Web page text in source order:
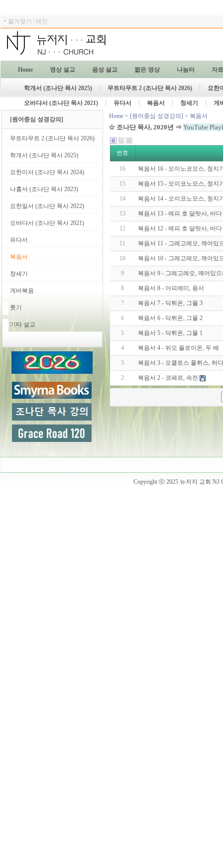
ㆍ 즐겨찾기 메인
Home 영상 설교 음성 설교 짧은 영상 나눔터 자
학개서 (조나단 목사 2025) 무트타무트 2 (조나단 목사 2026) 요한
오바댜서 (조나단 목사 2021) 유다서 복음서 창세기 게
[원어중심 성경강의]
무트타무트 2 (조나단 목사 2026)
학개서 (조나단 목사 2025)
요한이서 (조나단 목사 2024)
나훔서 (조나단 목사 2023)
요한일서 (조나단 목사 2022)
오바댜서 (조나단 목사 2021)
유다서
복음서
창세기
게바복음
룻기
기타 설교
Home > [원어중심 성경강의] > 복음서
☆ 조나단 목사, 2020년 ⇒ YouTube
번호
16 복음서 16 - 오이노코모스, 청지
15 복음서 15 - 오이코노모스, 청지
14 복음서 14 - 오이코노모스, 청지
13 복음서 13 - 에피 호 달랏사, 바
12 복음서 12 - 에피 호 달랏사, 바
11 복음서 11 - 그레고레오, 깨어있
10 복음서 10 - 그레고레오, 깨어있
9 복음서 9 - 그레고레오, 깨어있으
8 복음서 8 - 아피에미, 용서
7 복음서 7 - 딕튀온, 그물 3
6 복음서 6 - 딕튀온, 그물 2
5 복음서 5 - 딕튀온, 그물 1
4 복음서 4 - 뒤오 플로이온, 두 배
3 복음서 3 - 오클로스 폴뤼스, 허
2 복음서 2 - 코페르, 속전
Copyright ⓒ 2025 뉴저지 교회 NJ